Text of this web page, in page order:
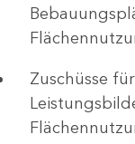
Zuschüsse